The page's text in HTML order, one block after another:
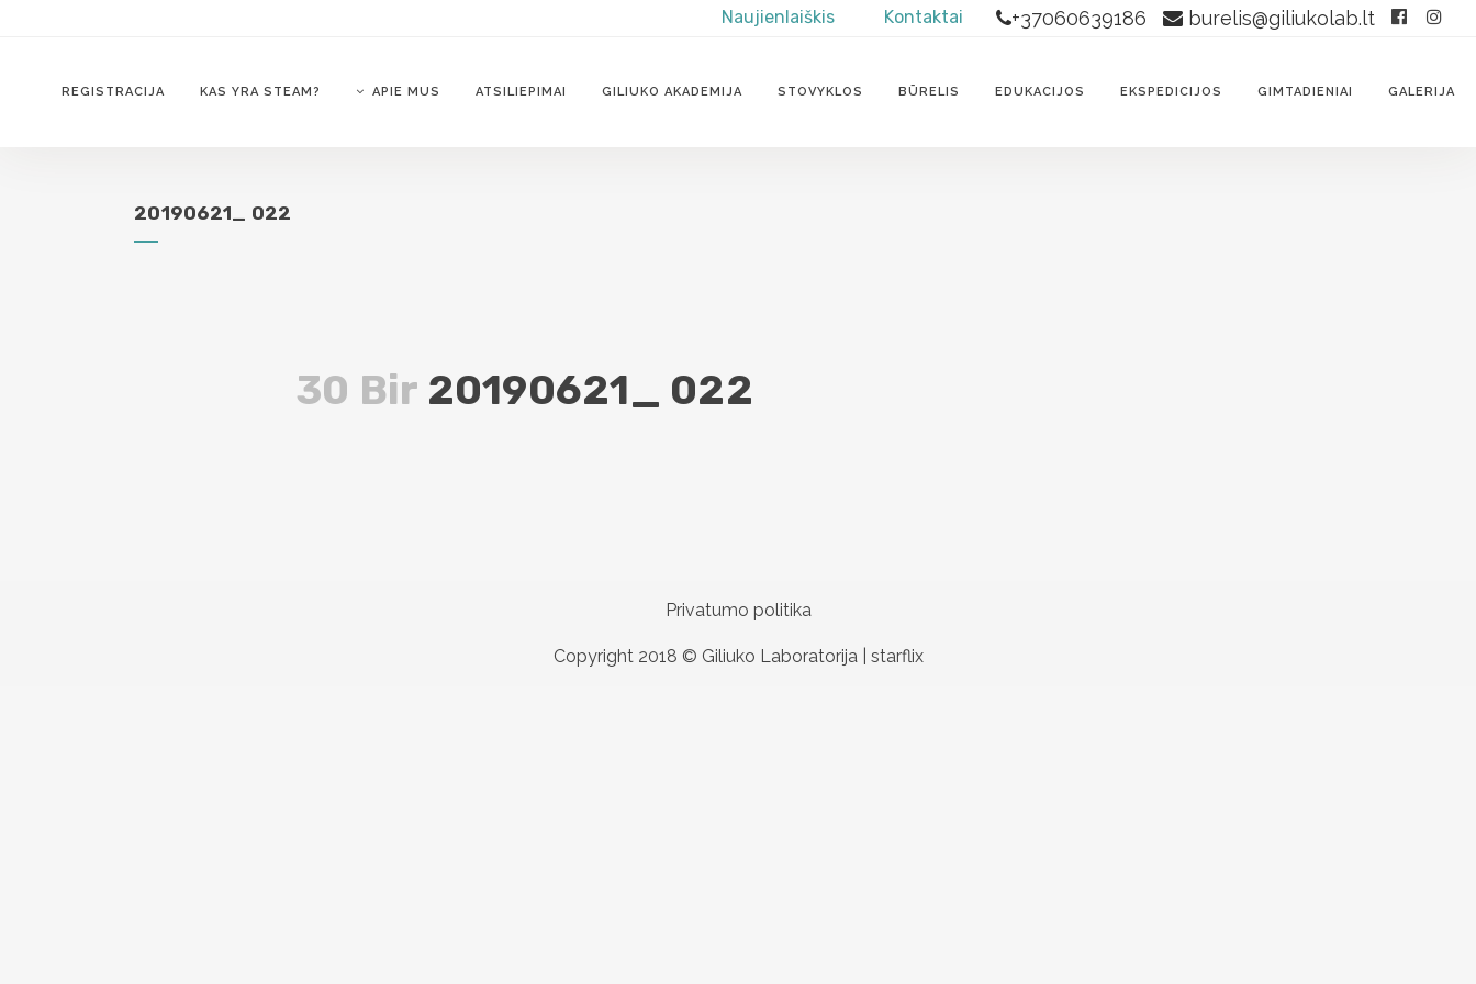
Naujienlaiškis Kontaktai +37060639186 burelis@giliukolab.lt
REGISTRACIJA KAS YRA STEAM? APIE MUS ATSILIEPIMAI GILIUKO AKADEMIJA STOVYKLOS BŪRELIS EDUKACIJOS EKSPEDICIJOS GIMTADIENIAI GALERIJA
20190621_ 022
30 Bir 20190621_ 022
Privatumo politika
Copyright 2018 © Giliuko Laboratorija | starflix